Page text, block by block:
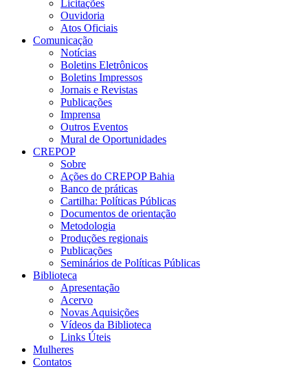
Licitações
Ouvidoria
Atos Oficiais
Comunicação
Notícias
Boletins Eletrônicos
Boletins Impressos
Jornais e Revistas
Publicações
Imprensa
Outros Eventos
Mural de Oportunidades
CREPOP
Sobre
Ações do CREPOP Bahia
Banco de práticas
Cartilha: Políticas Públicas
Documentos de orientação
Metodologia
Produções regionais
Publicações
Seminários de Políticas Públicas
Biblioteca
Apresentação
Acervo
Novas Aquisições
Vídeos da Biblioteca
Links Úteis
Mulheres
Contatos